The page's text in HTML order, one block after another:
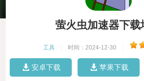
萤火虫加速器下载
工具 时间：2024-12-30
安卓下载 苹果下载